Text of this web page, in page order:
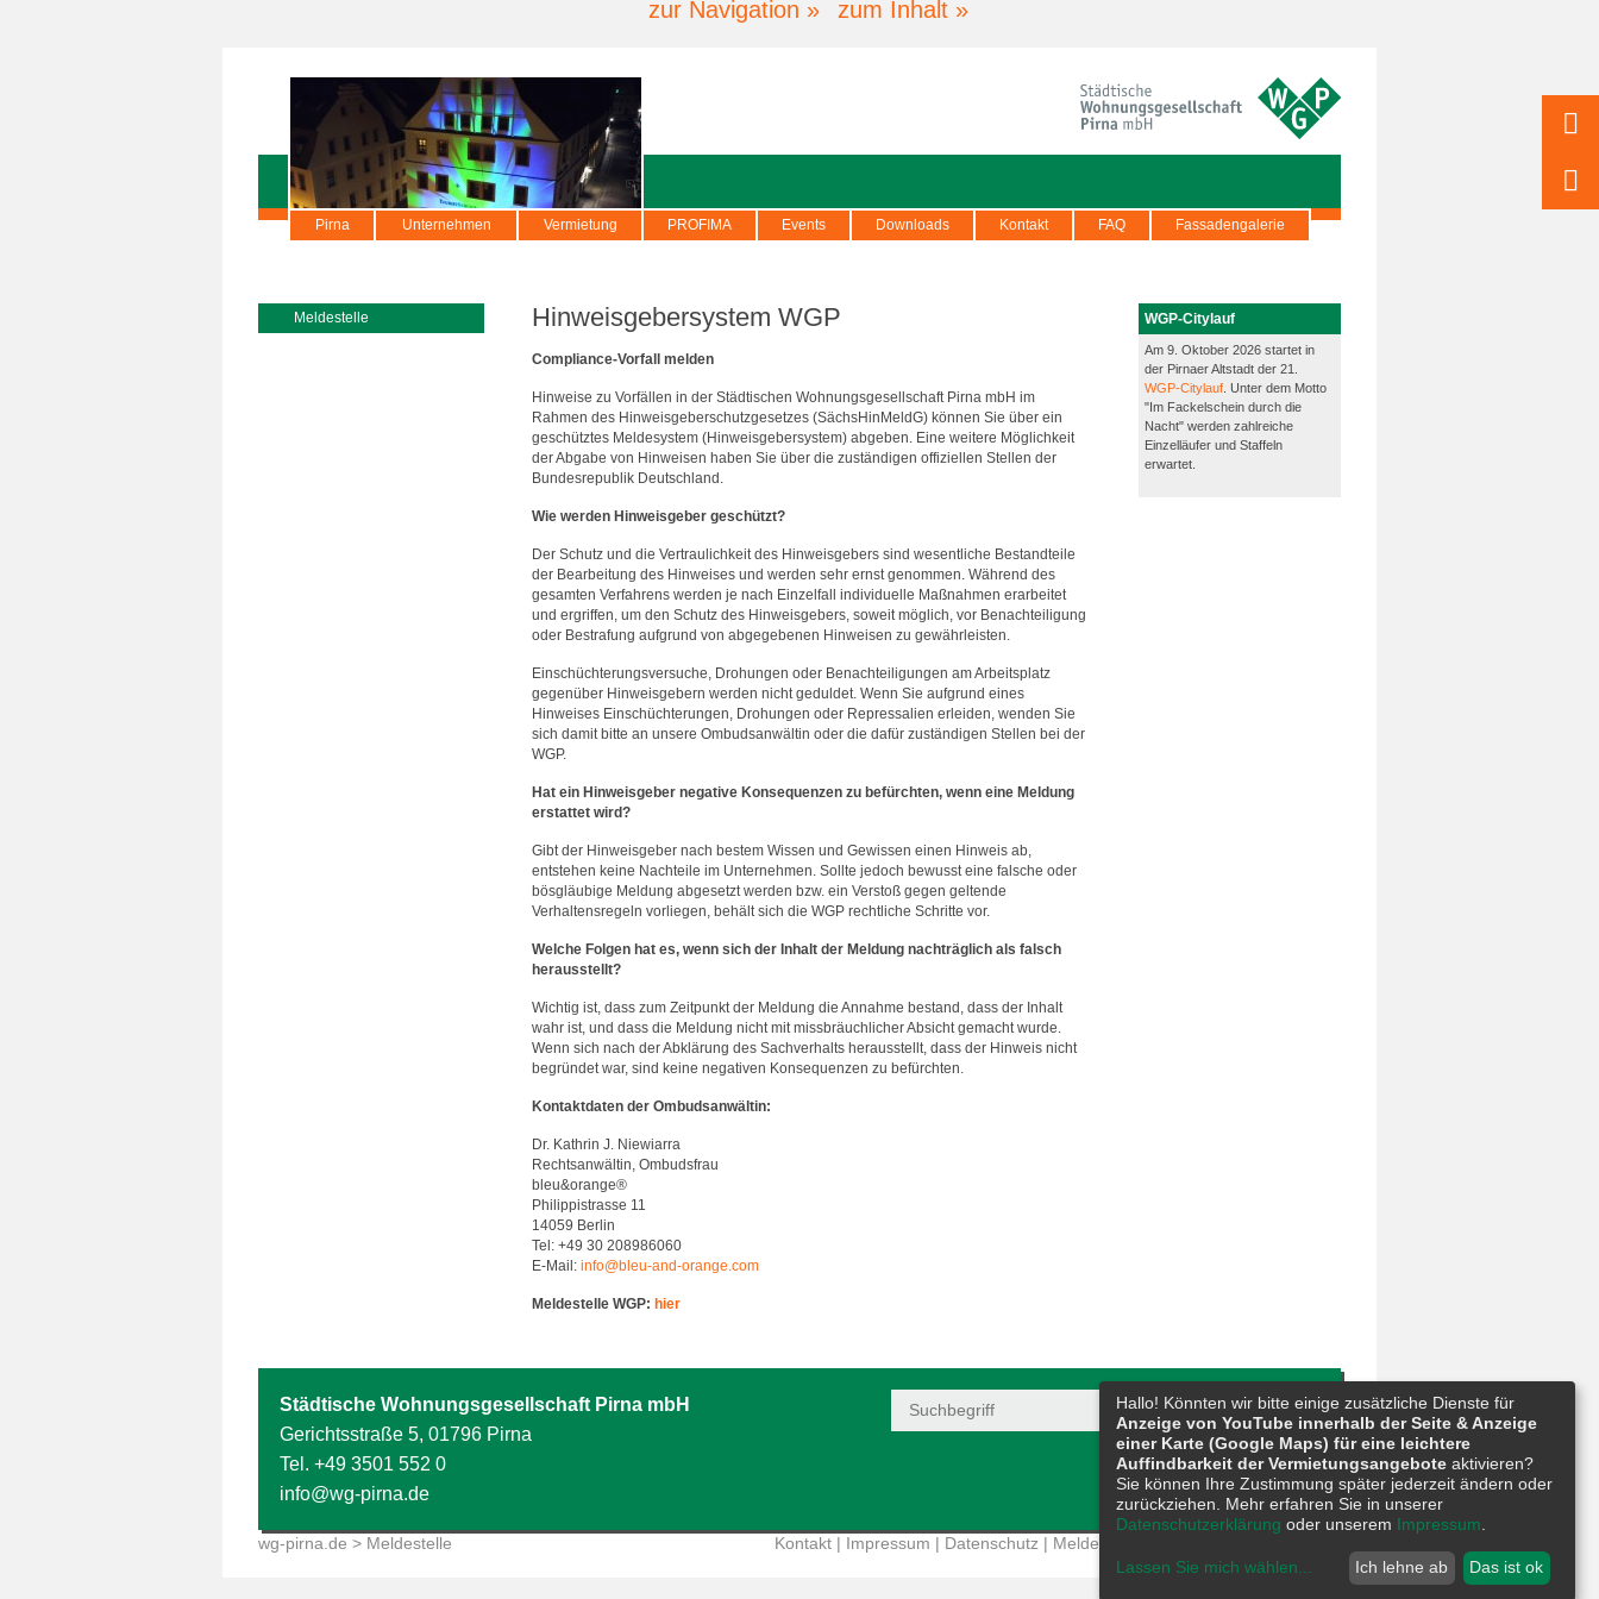
zur Navigation » zum Inhalt »
Pirna Unternehmen Vermietung PROFIMA Events Downloads Kontakt FAQ Fassadengalerie
Meldestelle Hinweisgebersystem WGP
Compliance-Vorfall melden
Hinweise zu Vorfällen in der Städtischen Wohnungsgesellschaft Pirna mbH im
Rahmen des Hinweisgeberschutzgesetzes (SächsHinMeldG) können Sie über ein
geschütztes Meldesystem (Hinweisgebersystem) abgeben. Eine weitere Möglichkeit
der Abgabe von Hinweisen haben Sie über die zuständigen offiziellen Stellen der
Bundesrepublik Deutschland.
Wie werden Hinweisgeber geschützt?
Der Schutz und die Vertraulichkeit des Hinweisgebers sind wesentliche Bestandteile
der Bearbeitung des Hinweises und werden sehr ernst genommen. Während des
gesamten Verfahrens werden je nach Einzelfall individuelle Maßnahmen erarbeitet
und ergriffen, um den Schutz des Hinweisgebers, soweit möglich, vor Benachteiligung
oder Bestrafung aufgrund von abgegebenen Hinweisen zu gewährleisten.
Einschüchterungsversuche, Drohungen oder Benachteiligungen am Arbeitsplatz
gegenüber Hinweisgebern werden nicht geduldet. Wenn Sie aufgrund eines
Hinweises Einschüchterungen, Drohungen oder Repressalien erleiden, wenden Sie
sich damit bitte an unsere Ombudsanwältin oder die dafür zuständigen Stellen bei der
WGP.
Hat ein Hinweisgeber negative Konsequenzen zu befürchten, wenn eine Meldung
erstattet wird?
Gibt der Hinweisgeber nach bestem Wissen und Gewissen einen Hinweis ab,
entstehen keine Nachteile im Unternehmen. Sollte jedoch bewusst eine falsche oder
bösgläubige Meldung abgesetzt werden bzw. ein Verstoß gegen geltende
Verhaltensregeln vorliegen, behält sich die WGP rechtliche Schritte vor.
Welche Folgen hat es, wenn sich der Inhalt der Meldung nachträglich als falsch
herausstellt?
Wichtig ist, dass zum Zeitpunkt der Meldung die Annahme bestand, dass der Inhalt
wahr ist, und dass die Meldung nicht mit missbräuchlicher Absicht gemacht wurde.
Wenn sich nach der Abklärung des Sachverhalts herausstellt, dass der Hinweis nicht
begründet war, sind keine negativen Konsequenzen zu befürchten.
Kontaktdaten der Ombudsanwältin:
Dr. Kathrin J. Niewiarra
Rechtsanwältin, Ombudsfrau
bleu&orange®
Philippistrasse 11
14059 Berlin
Tel: +49 30 208986060
E-Mail: info@bleu-and-orange.com
Meldestelle WGP: hier
WGP-Citylauf
Am 9. Oktober 2026 startet in
der Pirnaer Altstadt der 21.
WGP-Citylauf . Unter dem Motto
"Im Fackelschein durch die
Nacht" werden zahlreiche
Einzelläufer und Staffeln
erwartet.
Städtische Wohnungsgesellschaft Pirna mbH
Gerichtsstraße 5, 01796 Pirna
Tel. +49 3501 552 0
info@wg-pirna.de
wg-pirna.de > Meldestelle Kontakt | Impressum | Datenschutz | Meldestelle
Hallo! Könnten wir bitte einige zusätzliche Dienste für
Anzeige von YouTube innerhalb der Seite & Anzeige
einer Karte (Google Maps) für eine leichtere
Auffindbarkeit der Vermietungsangebote aktivieren?
Sie können Ihre Zustimmung später jederzeit ändern oder
zurückziehen. Mehr erfahren Sie in unserer
Datenschutzerklärung oder unserem Impressum
Lassen Sie mich wählen... Ich lehne ab Das ist ok